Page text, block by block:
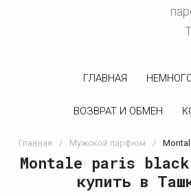
ГЛАВНАЯ
ВОЗВРАТ И ОБМЕН
Главная / Мужской парфюм /
Montale paris black
купить в